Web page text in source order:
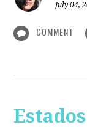
July 04,
COMMENT